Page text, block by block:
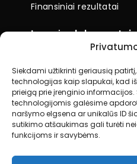
Siekdami užtikrinti geriausią
technologijas kaip slapukai, kad
prieigą prie įrenginio
technologijomis galėsime
naršymo elgsena ar unikalūs ID
sutikimo atšaukimas gali turėti
funkcijoms ir savybėms.
Finansiniai rezultatai
Įmonės dokumentai
Visuotiniai akcininkų
Kiti dokumentai
Kontaktai